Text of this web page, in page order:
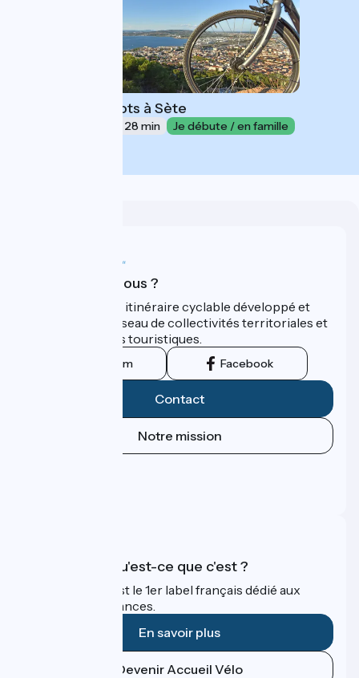
Palavas-les-Flots à Sète
2 h 28 min
Je débute / en famille
Qui sommes-nous ?
ViaRhôna est un itinéraire cyclable développé et
promu par un réseau de collectivités territoriales et
leurs institutions touristiques.
Instagram Facebook
Contact
Notre mission
Accueil Vélo qu'est-ce que c'est ?
Accueil Vélo c'est le 1er label français dédié aux
cyclistes en vacances.
En savoir plus
Devenir Accueil Vélo